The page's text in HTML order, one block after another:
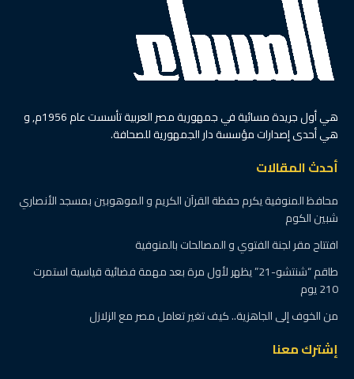
هي أول جريدة مسائية في جمهورية مصر العربية تأسست عام 1956م, و
هي أحدى إصدارات مؤسسة دار الجمهورية للصحافة.
أحدث المقالات
محافظ المنوفية يكرم حفظة القرآن الكريم و الموهوبين بمسجد الأنصاري
شبين الكوم
افتتاح مقر لجنة الفتوي و المصالحات بالمنوفية
طاقم “شنتشو-21” يظهر لأول مرة بعد مهمة فضائية قياسية استمرت
210 يوم
من الخوف إلى الجاهزية.. كيف تغير تعامل مصر مع الزلازل
إشترك معنا